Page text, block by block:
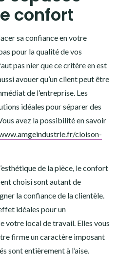
confort
sa confiance en votre
pour la qualité de vos
pas nier que ce critère en est
avouer qu’un client peut être
de l’entreprise. Les
idéales pour séparer des
avez la possibilité en savoir
cloison-
de la pièce, le confort
choisi sont autant de
la confiance de la clientèle.
idéales pour un
votre local de travail. Elles vous
firme un caractère imposant
sont entièrement à l’aise.